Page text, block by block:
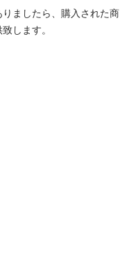
ましたら、購入された商
します。